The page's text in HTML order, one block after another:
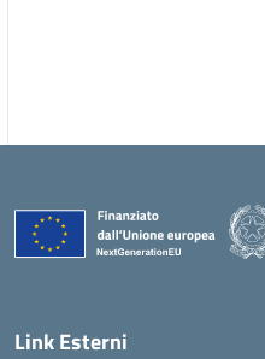
Link Esterni